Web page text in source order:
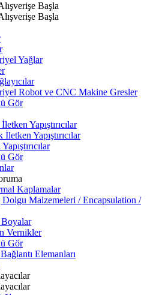
Başla
Başla
Yağlar
Robot ve CNC Makine Gresler
Gör
Yapıştırıcılar
Yapıştırıcılar
Gör
Kaplamalar
Dolgu Malzemeleri / Encapsulation /
Vernikler
Gör
Elemanları